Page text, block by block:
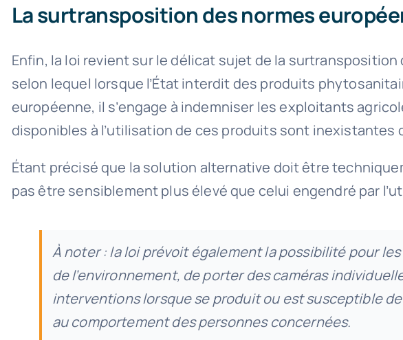
La surtransposition des normes
Enfin, la loi revient sur le délicat sujet de la
selon lequel lorsque l’État interdit des produits
européenne, il s’engage à indemniser les exploitants
disponibles à l’utilisation de ces produits sont
Étant précisé que la solution alternative doit être
pas être sensiblement plus élevé que celui engendré par
À noter : la loi prévoit également la possibilité pour
de l’environnement, de porter des caméras
interventions lorsque se produit ou est susceptible
au comportement des personnes concernées.